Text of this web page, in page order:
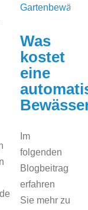
Was
kostet
eine
Im
folgenden
Blogbeitrag
erfahren
Sie mehr zu